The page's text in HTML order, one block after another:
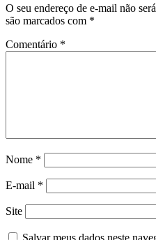
O seu endereço de e-mail não
são marcados com *
Comentário *
Nome *
E-mail *
Site
Salvar meus dados neste